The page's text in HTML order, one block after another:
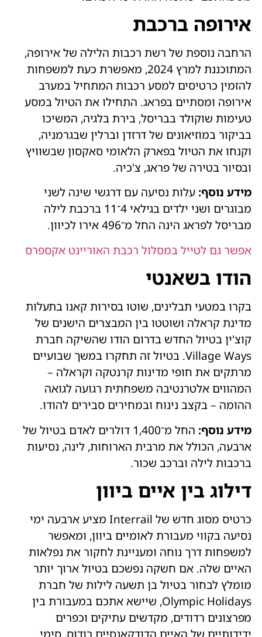
אירופה ברכבת
הרחבה נוספת של רשת רכבות הלילה של אירופה,
המתוכננת למרץ 2024, מאפשרת כעת למשפחות
להזמין כרטיסים למסע רכבות המתחיל במערב
אירופה ומסתיים בפראג. התחילו את הטיול במסע
טעימות שוקולד בבריסל, בירת בלגיה, המשיכו
בביקור במוזיאונים של דרזדן וברלין שבגרמניה,
וקנחו את הטיול בפארק הלאומי סאקסון שבשוויץ
ובסיור בטירה של פראג, צ'כיה.
מידע נוסף: עלות נסיעה עם דרגשי שינה לשני
מבוגרים ושני ילדים בגילאי 4־11 ברכבת לילה
מבריסל לפראג הינה החל מ־496 אירו לכיוון.
אפשר גם לטייל במסלול רכבת האוריינט אקספרס
הודו בשאנטי
בקרו במטעי תבלינים, שוטו בסירות קאנו בתעלות
מדינת קראלה ושוטטו בין המבצרים הישנים של
קוצ'ין בטיול החדש בדרום הודו שהשיקה חברת
Village Ways. בטיול זה תחקרו במשך שבועיים
מרתקים את חופי מדינות קרנטקה וקראלה –
המהווים אלטרנטיבה משפחתית רגועה לגואה
ההומה – בקצב נינוח ובמחירים סבירים להודו.
מידע נוסף:
החל מ־1,400 דולרים לאדם בטיול של
ארבעה, הכולל את מרבית הארוחות, לינה, נסיעות
ברכבות לילה וברכב שכור.
דילוג בין איים ביוון
כרטיס מסוג חדש של Interrail מציע ארבעה ימי
נסיעה בקווי מעבורת לאומיים ביוון, ומאפשר
למשפחות דרך נוחה ומעניינת לחקור את נפלאות
האיים שלה. אם חשקה נפשכם בטיול ארוך יותר
מומלץ לבחור בטיול בן תשעה לילות של חברת
Olympic Holidays, שיישא אתכם במעבורת בין
מפרצונים רדודים, מקדשים עתיקים וכפרים